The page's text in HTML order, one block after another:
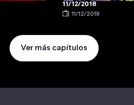
11/12/2018
11/12/2018
Ver más capítulos